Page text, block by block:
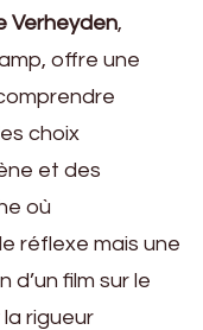
Verheyden,
offre une
choix
et des
où
réflexe mais une
film sur le
rigueur